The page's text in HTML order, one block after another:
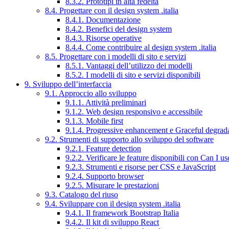
8.4. Progettare con il design system .italia
8.4.1. Documentazione
8.4.2. Benefici del design system
8.4.3. Risorse operative
8.4.4. Come contribuire al design system .italia
8.5. Progettare con i modelli di sito e servizi
8.5.1. Vantaggi dell’utilizzo dei modelli
8.5.2. I modelli di sito e servizi disponibili
9. Sviluppo dell’interfaccia
9.1. Approccio allo sviluppo
9.1.1. Attività preliminari
9.1.2. Web design responsivo e accessibile
9.1.3. Mobile first
9.1.4. Progressive enhancement e Graceful
9.2. Strumenti di supporto allo sviluppo del software
9.2.1. Feature detection
9.2.2. Verificare le feature disponibili con Can I
9.2.3. Strumenti e risorse per CSS e JavaScript
9.2.4. Supporto browser
9.2.5. Misurare le prestazioni
9.3. Catalogo del riuso
9.4. Sviluppare con il design system .italia
9.4.1. Il framework Bootstrap Italia
9.4.2. Il kit di sviluppo React